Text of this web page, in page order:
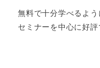
無料で十分学べるよう
セミナーを中心に好